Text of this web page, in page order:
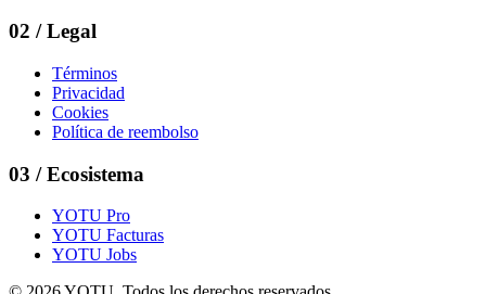
02 / Legal
Términos
Privacidad
Cookies
Política de reembolso
03 / Ecosistema
YOTU Pro
YOTU Facturas
YOTU Jobs